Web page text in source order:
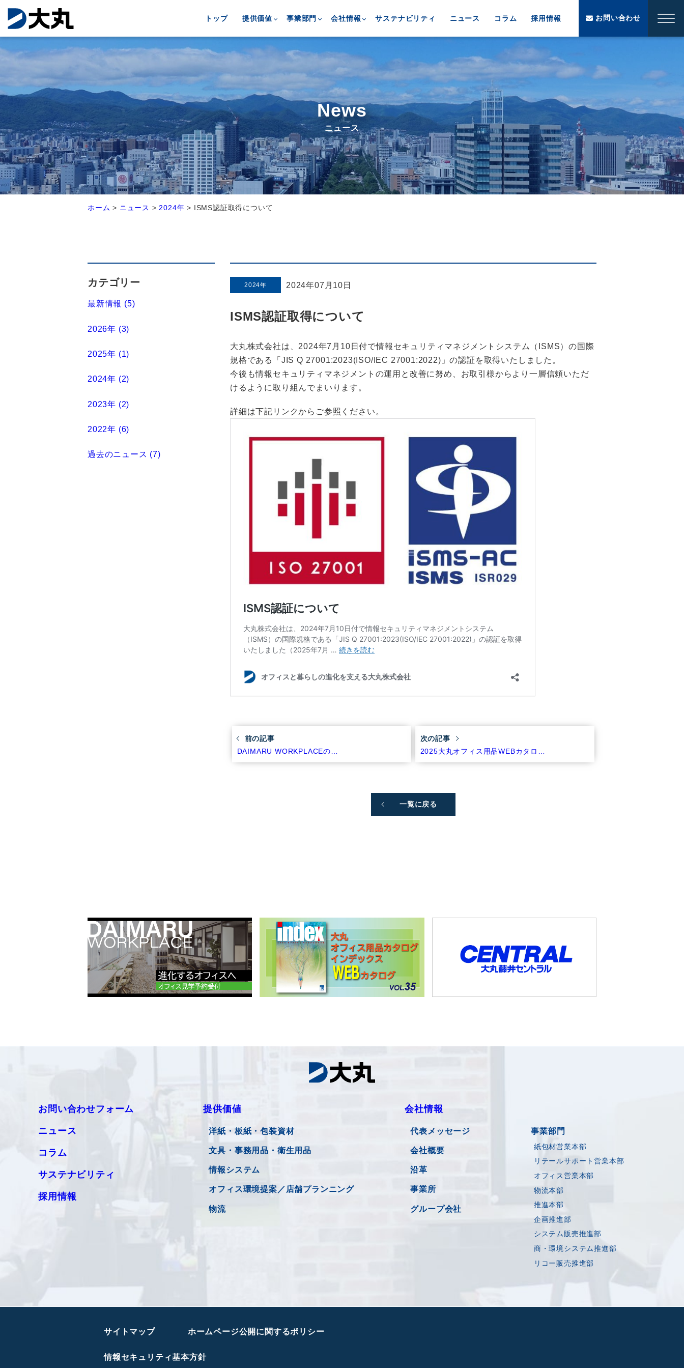
トップ 提供価値 事業部門 会社情報 サステナビリティ ニュース コラム 採用情報 お問い合わせ
News
ニュース
ホーム > ニュース > 2024年 > ISMS認証取得について
2024年 2024年07月10日
ISMS認証取得について
大丸株式会社は、2024年7月10日付で情報セキュリティマネジメントシステム（ISMS）の国際
規格である「JIS Q 27001:2023(ISO/IEC 27001:2022)」の認証を取得いたしました。
今後も情報セキュリティマネジメントの運用と改善に努め、お取引様からより一層信頼いただ
けるように取り組んでまいります。
詳細は下記リンクからご参照ください。
前の記事
DAIMARU WORKPLACEの…
次の記事
2025大丸オフィス用品WEBカタロ…
一覧に戻る
カテゴリー
最新情報 (5)
2026年 (3)
2025年 (1)
2024年 (2)
2023年 (2)
2022年 (6)
過去のニュース (7)
お問い合わせフォーム
ニュース
コラム
サステナビリティ
採用情報
提供価値
洋紙・板紙・包装資材
文具・事務用品・衛生用品
情報システム
オフィス環境提案／店舗プランニング
物流
会社情報
代表メッセージ
会社概要
沿革
事業所
グループ会社
事業部門
紙包材営業本部
リテールサポート営業本部
オフィス営業本部
物流本部
推進本部
企画推進部
システム販売推進部
商・環境システム推進部
リコー販売推進部
サイトマップ ホームページ公開に関するポリシー
情報セキュリティ基本方針